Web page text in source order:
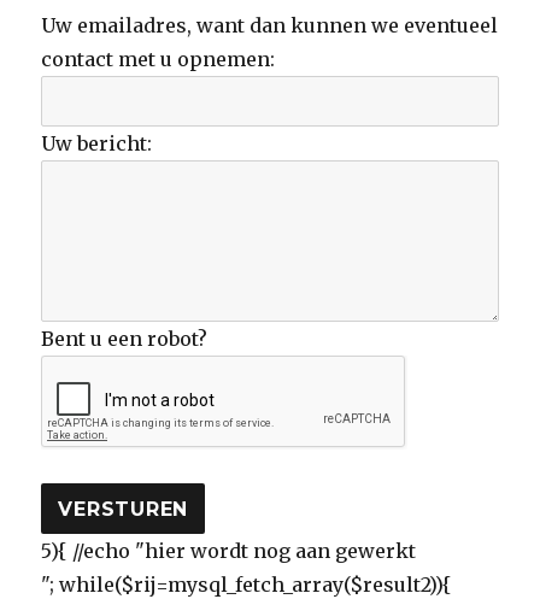
Uw emailadres, want dan kunnen we eventueel
contact met u opnemen:
Uw bericht:
Bent u een robot?
5){ //echo "hier wordt nog aan gewerkt
"; while($rij=mysql_fetch_array($result2)){